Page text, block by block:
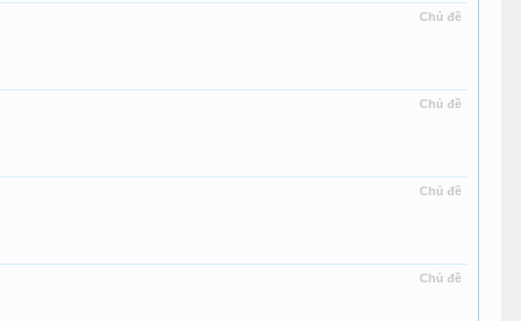
Chủ đề
Chủ đề
Chủ đề
Chủ đề